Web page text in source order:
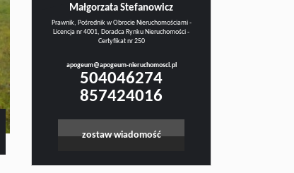
Małgorzata Stefanowicz
Prawnik, Pośrednik w Obrocie Nieruchomościami -
Licencja nr 4001, Doradca Rynku Nieruchomości -
Certyfikat nr 250
apogeum@apogeum-nieruchomosci.pl
504046274
857424016
zostaw wiadomość